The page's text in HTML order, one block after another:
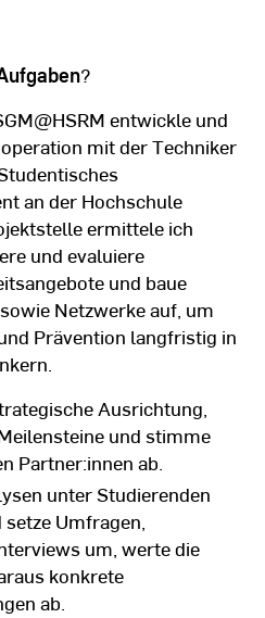
?
entwickle und
mit der Techniker
an der Hochschule
ermittele ich
und evaluiere
und baue
Netzwerke auf, um
Prävention langfristig in
Ausrichtung,
und stimme
Partner:innen ab.
unter Studierenden
Umfragen,
um, werte die
konkrete
ab.